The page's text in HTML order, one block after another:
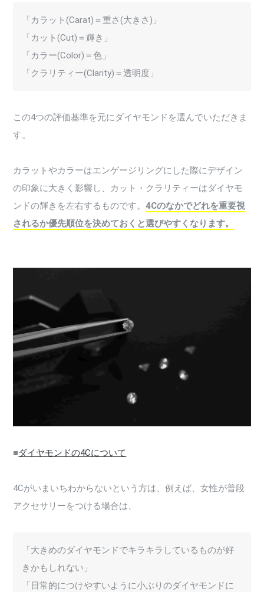
「カラット(Carat)＝重さ(大きさ)」
「カット(Cut)＝輝き」
「カラー(Color)＝色」
「クラリティー(Clarity)＝透明度」
この4つの評価基準を元にダイヤモンドを選んでいただきま
す。
カラットやカラーはエンゲージリングにした際にデザイン
の印象に大きく影響し、カット・クラリティーはダイヤモ
ンドの輝きを左右するものです。4Cのなかでどれを重要視
されるか優先順位を決めておくと選びやすくなります。
■ダイヤモンドの4Cについて
4Cがいまいちわからないという方は、例えば、女性が普段
アクセサリーをつける場合は、
「大きめのダイヤモンドでキラキラしているものが好
きかもしれない」
「日常的につけやすいように小ぶりのダイヤモンドに